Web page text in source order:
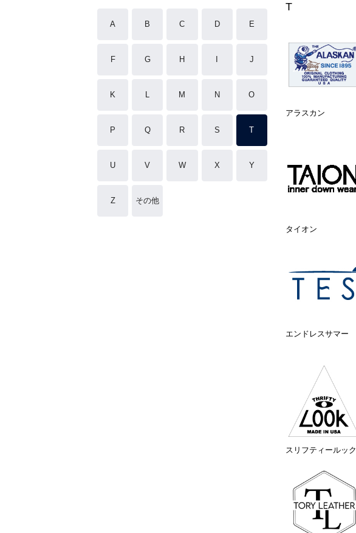
A B C D E
F G H J
K L M N O
P Q R S T
U V W X Y
Z その他
T
アラスカン
タイオン
エンドレスサマー
スリフティールック